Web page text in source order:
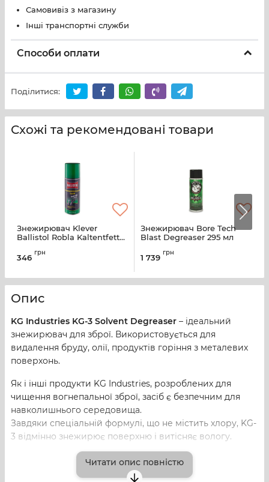
Самовивіз з магазину
Інші транспортні служби
Способи оплати
Поділитися:
Схожі та рекомендовані товари
Знежирювач Klever
Ballistol Robla Kaltentfetter
346
грн
Знежирювач Bore Tech
Blast Degreaser 295 мл
1 739
грн
Опис
KG Industries KG-3 Solvent Degreaser – ідеальний
знежирювач для зброї. Використовується для
видалення бруду, олії, продуктів горіння з металевих
поверхонь.
Як і інші продукти KG Industries, розроблених для
чищення вогнепальної зброї, засіб є безпечним для
навколишнього середовища.
Завдяки спеціальній формулі, що не містить хлору, KG-
3 відмінно знежирює поверхню і витісняє вологу.
Швидко випаровується з поверхні, не залишаючи
плівки. Після обробки KG-3 очищені поверхні
рекомендується обробити маслом для захисту від
Читати опис повністю